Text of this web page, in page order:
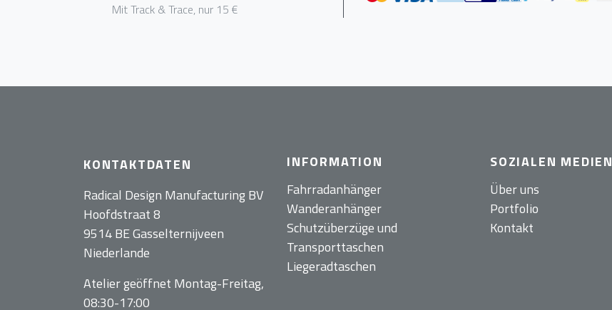
Mit Track & Trace, nur 15 €
KONTAKTDATEN
Radical Design Manufacturing BV
Hoofdstraat 8
9514 BE Gasselternijveen
Niederlande
Atelier geöffnet Montag-Freitag,
08:30-17:00
INFORMATION
Fahrradanhänger
Wanderanhänger
Schutzüberzüge und
Transporttaschen
Liegeradtaschen
SOZIALEN MEDIEN
Über uns
Portfolio
Kontakt